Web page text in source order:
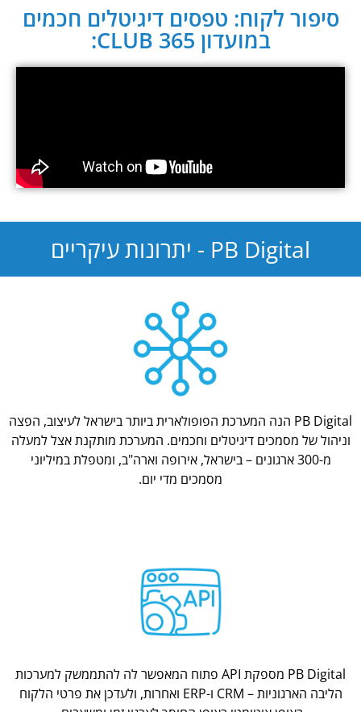
סיפור לקוח: טפסים דיגיטלים חכמים
במועדון CLUB 365:
PB Digital - יתרונות עיקריים
PB Digital הנה המערכת הפופולארית ביותר בישראל לעיצוב, הפצה
וניהול של מסמכים דיגיטלים וחכמים. המערכת מותקנת אצל למעלה
מ-300 ארגונים – בישראל, אירופה וארה"ב, ומטפלת במיליוני
מסמכים מדי יום.
PB Digital מספקת API פתוח המאפשר לה להתממשק למערכות
הליבה הארגוניות – CRM ו-ERP ואחרות, ולעדכן את פרטי הלקוח